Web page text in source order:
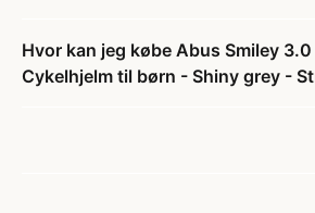
Hvor kan jeg købe Abus Smiley 3.0
Cykelhjelm til børn - Shiny grey -